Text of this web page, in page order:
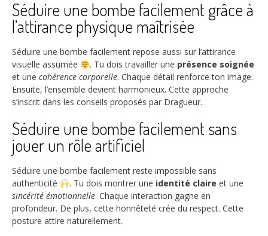
Séduire une bombe facilement grâce à
l’attirance physique maîtrisée
Séduire une bombe facilement repose aussi sur l’attirance
visuelle assumée
. Tu dois travailler une présence soignée
et une cohérence corporelle. Chaque détail renforce ton image.
Ensuite, l’ensemble devient harmonieux. Cette approche
s’inscrit dans les conseils proposés par Dragueur.
Séduire une bombe facilement sans
jouer un rôle artificiel
Séduire une bombe facilement reste impossible sans
authenticité
. Tu dois montrer une identité claire et une
sincérité émotionnelle. Chaque interaction gagne en
profondeur. De plus, cette honnêteté crée du respect. Cette
posture attire naturellement.